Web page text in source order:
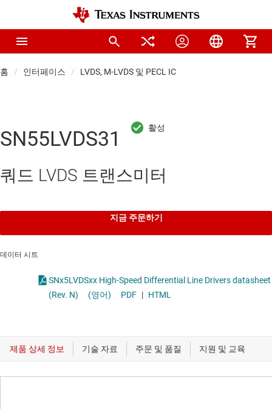
홈 인터페이스 LVDS, M-LVDS 및 PECL IC
SN55LVDS31
쿼드 LVDS 트랜스미터
지금 주문하기
데이터 시트
SNx5LVDSxx High-Speed Differential Line Drivers datasheet
(Rev. N)
(영어) PDF | HTML